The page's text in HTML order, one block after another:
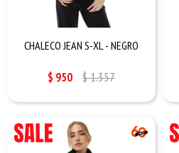
CHALECO JEAN S-XL - NEGRO
$ 950 $1.357